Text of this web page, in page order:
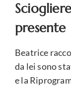
presente
Beatrice
da lei sono
e la